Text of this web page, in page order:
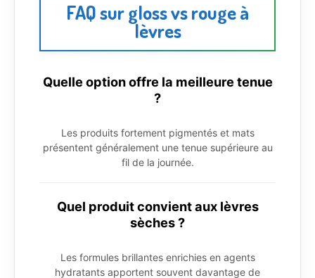
FAQ sur gloss vs rouge à
lèvres
Quelle option offre la meilleure tenue
?
Les produits fortement pigmentés et mats
présentent généralement une tenue supérieure au
fil de la journée.
Quel produit convient aux lèvres
sèches ?
Les formules brillantes enrichies en agents
hydratants apportent souvent davantage de